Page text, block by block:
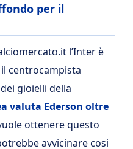
per il
l’Inter è
centrocampista
gioielli della
valuta Ederson oltre
ottenere questo
avvicinare cosi